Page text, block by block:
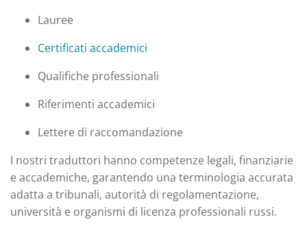
Lauree
Certificati accademici
Qualifiche professionali
Riferimenti accademici
Lettere di raccomandazione
I nostri traduttori hanno competenze legali, finanziarie
e accademiche, garantendo una terminologia accurata
adatta a tribunali, autorità di regolamentazione,
università e organismi di licenza professionali russi.